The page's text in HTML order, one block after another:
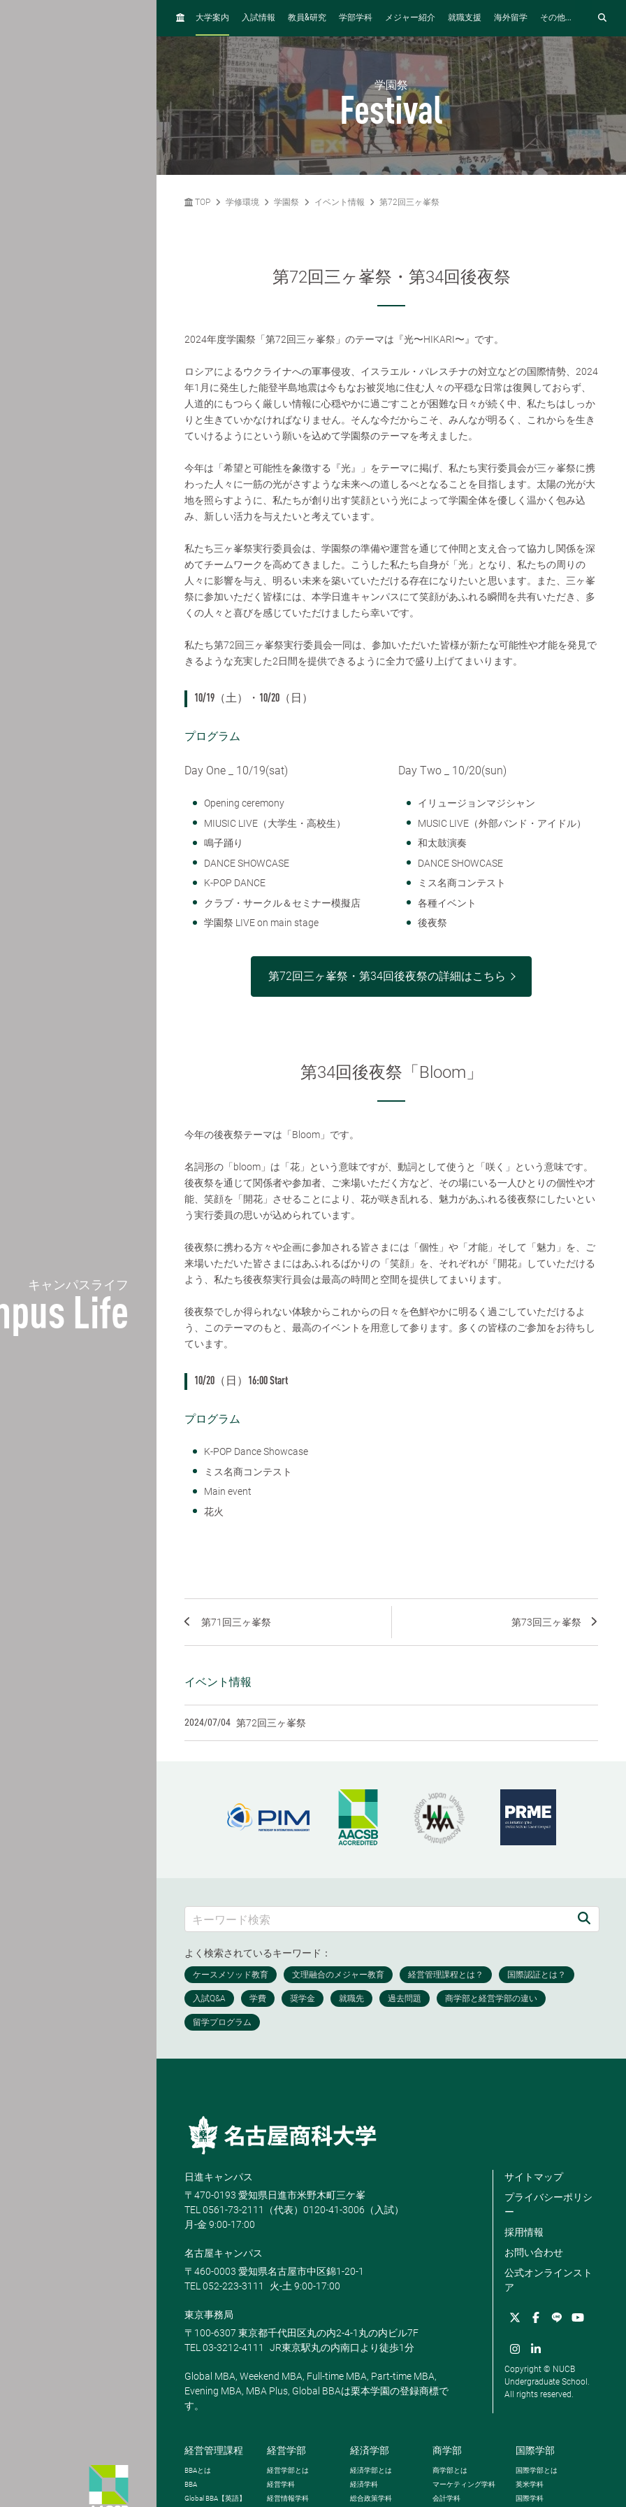
キャンパスライフ
Life
H
E
大学案内 入試情報 教員&研究 学部学科 メジャー紹介 就職支援 海外留学 その他...
学園祭
Festival
TOP 学修環境 学園祭 イベント情報 第72回三ヶ峯祭
第72回三ヶ峯祭・第34回後夜祭
2024年度学園祭「第72回三ヶ峯祭」のテーマは『光〜HIKARI〜』です。
ロシアによるウクライナへの軍事侵攻、イスラエル・パレスチナの対立などの国際情勢、2024
年1月に発生した能登半島地震は今もなお被災地に住む人々の平穏な日常は復興しておらず、
人道的にもつらく厳しい情報に心穏やかに過ごすことが困難な日々が続く中、私たちはしっか
りと生きていかなければなりません。そんな今だからこそ、みんなが明るく、これからを生き
ていけるようにという願いを込めて学園祭のテーマを考えました。
今年は「希望と可能性を象徴する『光』」をテーマに掲げ、私たち実行委員会が三ヶ峯祭に携
わった人々に一筋の光がさすような未来への道しるべとなることを目指します。太陽の光が大
地を照らすように、私たちが創り出す笑顔という光によって学園全体を優しく温かく包み込
み、新しい活力を与えたいと考えています。
私たち三ヶ峯祭実行委員会は、学園祭の準備や運営を通じて仲間と支え合って協力し関係を深
めてチームワークを高めてきました。こうした私たち自身が「光」となり、私たちの周りの
人々に影響を与え、明るい未来を築いていただける存在になりたいと思います。また、三ヶ峯
祭に参加いただく皆様には、本学日進キャンパスにて笑顔があふれる瞬間を共有いただき、多
くの人々と喜びを感じていただけましたら幸いです。
私たち第72回三ヶ峯祭実行委員会一同は、参加いただいた皆様が新たな可能性や才能を発見で
きるような充実した2日間を提供できるように全力で盛り上げてまいります。
10/19（土）・10/20（日）
プログラム
Day One _ 10/19(sat) Day Two _ 10/20(sun)
Opening ceremony
MIUSIC LIVE（大学生・高校生）
鳴子踊り
DANCE SHOWCASE
K-POP DANCE
クラブ・サークル＆セミナー模擬店
学園祭 LIVE on main stage
イリュージョンマジシャン
MUSIC LIVE（外部バンド・アイドル）
和太鼓演奏
DANCE SHOWCASE
ミス名商コンテスト
各種イベント
後夜祭
第72回三ヶ峯祭・第34回後夜祭の詳細はこちら
第34回後夜祭「Bloom」
今年の後夜祭テーマは「Bloom」です。
名詞形の「bloom」は「花」という意味ですが、動詞として使うと「咲く」という意味です。
後夜祭を通じて関係者や参加者、ご来場いただく方など、その場にいる一人ひとりの個性や才
能、笑顔を「開花」させることにより、花が咲き乱れる、魅力があふれる後夜祭にしたいとい
う実行委員の思いが込められています。
後夜祭に携わる方々や企画に参加される皆さまには「個性」や「才能」そして「魅力」を、ご
来場いただいた皆さまにはあふれるばかりの「笑顔」を、それぞれが『開花』していただける
よう、私たち後夜祭実行員会は最高の時間と空間を提供してまいります。
後夜祭でしか得られない体験からこれからの日々を色鮮やかに明るく過ごしていただけるよ
う、このテーマのもと、最高のイベントを用意して参ります。多くの皆様のご参加をお待ちし
ています。
10/20（日）16:00 Start
プログラム
K-POP Dance Showcase
ミス名商コンテスト
Main event
花火
第71回三ヶ峯祭 第73回三ヶ峯祭
イベント情報
2024/07/04 第72回三ヶ峯祭
よく検索されているキーワード：
日進キャンパス
〒470-0193 愛知県日進市米野木町三ケ峯
TEL 0561-73-2111（代表）0120-41-3006（入試）
月-金 9:00-17:00
名古屋キャンパス
〒460-0003 愛知県名古屋市中区錦1-20-1
TEL 052-223-3111
火-土 9:00-17:00
東京事務局
〒100-6307 東京都千代田区丸の内2-4-1丸の内ビル7F
TEL 03-3212-4111
JR東京駅丸の内南口より徒歩1分
Global MBA, Weekend MBA, Full-time MBA, Part-time MBA,
Evening MBA, MBA Plus, Global BBAは栗本学園の登録商標で
す。
サイトマップ
プライバシーポリシ
ー
採用情報
お問い合わせ
公式オンラインスト
ア
Copyright © NUCB
Undergraduate School.
All rights reserved.
経営管理課程
BBAとは
BBA
Global BBA 【英語】
経営学部
経営学部とは
経営学科
経営情報学科
経済学部
経済学部とは
経済学科
総合政策学科
商学部
商学部とは
マーケティング学科
会計学科
国際学部
国際学部とは
英米学科
国際学科